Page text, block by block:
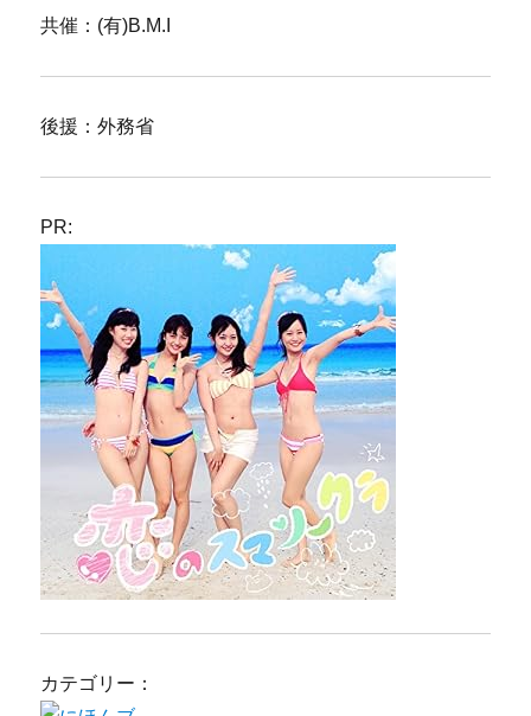
共催：(有)B.M.I
後援：外務省
PR:
カテゴリー：